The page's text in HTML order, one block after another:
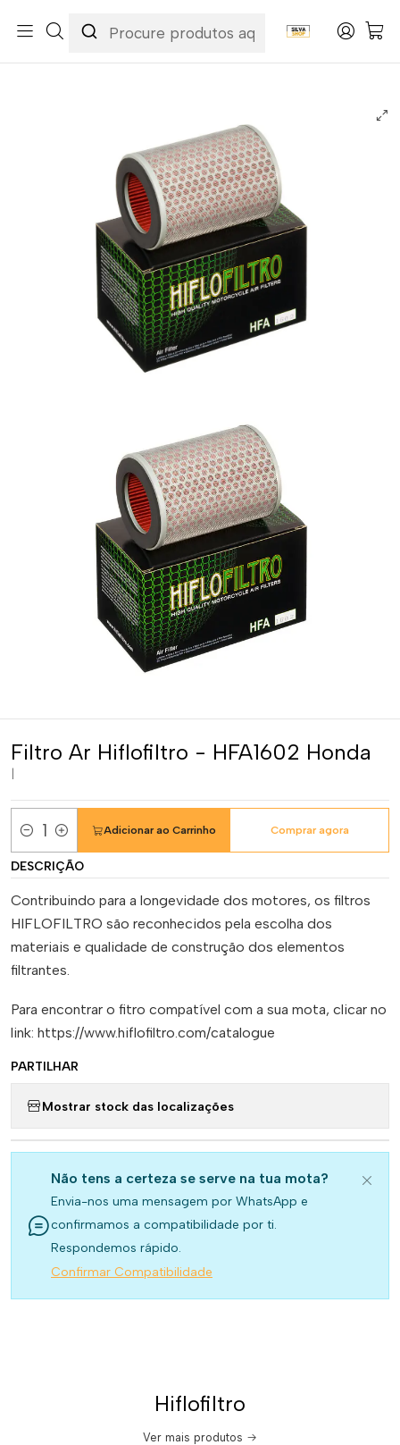
Manutenção & Consumíveis
Filtros Filtros Ar
Hiflofiltro
Filtro Ar Hiflofiltro - HFA1602 Honda
Filtro Ar Hiflofiltro - HFA1602 Honda
Quantidade
Adicionar ao Carrinho Comprar agora
DESCRIÇÃO
Contribuindo para a longevidade dos motores, os filtros
HIFLOFILTRO são reconhecidos pela escolha dos
materiais e qualidade de construção dos elementos
filtrantes.
Para encontrar o fitro compatível com a sua mota, clicar no
link: https://www.hiflofiltro.com/catalogue
PARTILHAR
Mostrar stock das localizações
Não tens a certeza se serve na tua mota?
Envia-nos uma mensagem por WhatsApp e
confirmamos a compatibilidade por ti.
Respondemos rápido.
Confirmar Compatibilidade
Hiflofiltro
Ver mais produtos